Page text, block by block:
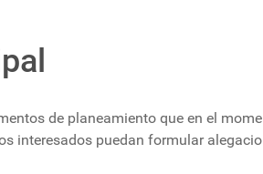
de planeamiento que en el
interesados puedan formular